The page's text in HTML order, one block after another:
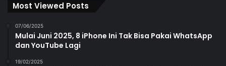
Most Viewed Posts
07/06/2025
Mulai Juni 2025, 8 iPhone Ini Tak Bisa Pakai WhatsApp
dan YouTube Lagi
19/02/2025